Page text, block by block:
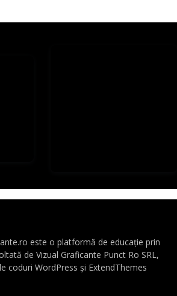
este o platformă de educație prin
de Vizual Graficante Punct Ro SRL,
coduri WordPress și ExtendThemes